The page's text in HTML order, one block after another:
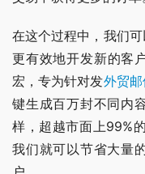
在这个过程中，我们可
更有效地开发新的客
宏，专为针对发外贸
键生成百万封不同内
样，超越市面上99%
我们就可以节省大量